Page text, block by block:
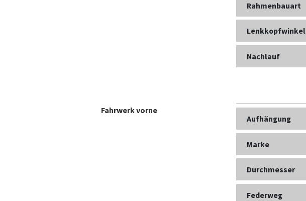
Rahmenbauart
Lenkkopfwinkel
Nachlauf
Fahrwerk vorne
Aufhängung
Marke
Durchmesser
Federweg